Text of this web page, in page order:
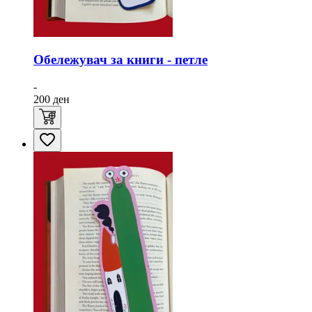
Обележувач за книги - петле
-
200 ден